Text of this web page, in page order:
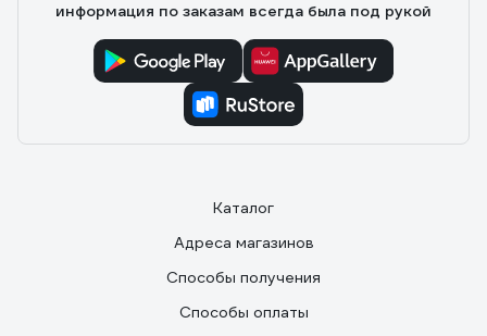
информация по заказам всегда была под рукой
Каталог
Адреса магазинов
Способы получения
Способы оплаты